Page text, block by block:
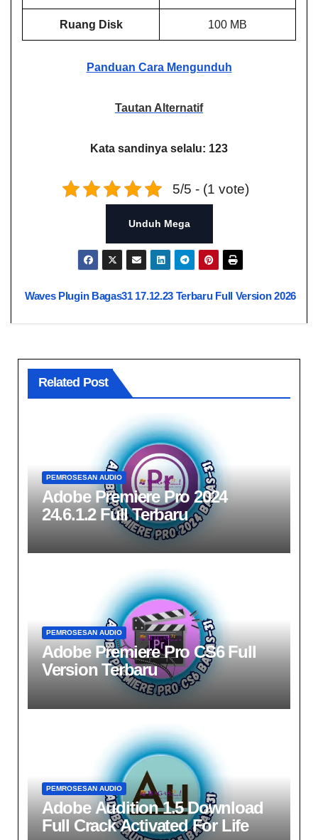
Ruang Disk 100 MB
Panduan Cara Mengunduh
Tautan Alternatif
Kata sandinya selalu: 123
5/5 - (1 vote)
Unduh Mega
Navigasi
Waves Plugin Bagas31 17.12.23 Terbaru Full Version 2026
Related Post
PEMROSESAN AUDIO
Adobe Premiere Pro 2024
24.6.1.2 Full Terbaru
PEMROSESAN AUDIO
Adobe Premiere Pro CS6 Full
Version Terbaru
PEMROSESAN AUDIO
Adobe Audition 1.5 Download​​
Full Crack Activated For Life